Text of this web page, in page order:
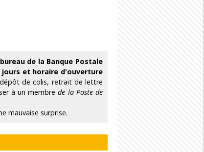
de la Banque Postale
jours et horaire d'ouverture
de colis, retrait de lettre
à un membrede la Poste de
mauvaise surprise.